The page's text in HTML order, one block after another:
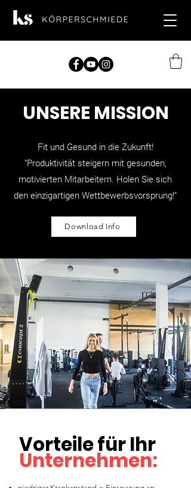
UNSERE MISSION
Fit und Gesund in die Zukunft!
"Produktivität steigern mit gesunden,
motivierten Mitarbeitern. Holen Sie sich
den einzigartigen Wettbewerbsvorsprung!"
Download Info
Vorteile für Ihr
Unternehmen: